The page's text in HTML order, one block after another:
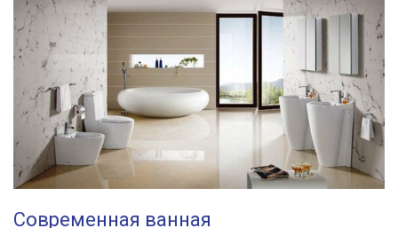
Современная ванная